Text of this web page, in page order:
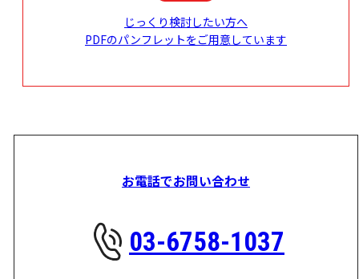
じっくり検討したい方へ
PDFのパンフレットをご用意しています
お電話でお問い合わせ
03-6758-1037